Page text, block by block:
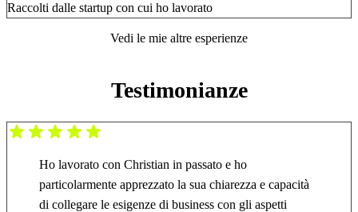
Raccolti dalle startup con cui ho lavorato
Vedi le mie altre esperienze
Testimonianze
Ho lavorato con Christian in passato e ho
particolarmente apprezzato la sua chiarezza e capacità
di collegare le esigenze di business con gli aspetti